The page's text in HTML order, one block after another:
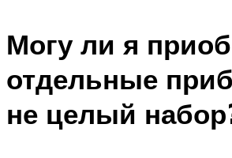
Могу ли я
отдельные
не целый